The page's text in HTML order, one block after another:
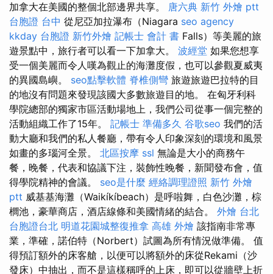
加拿大在美國的整個北部邊界共享。 唐六典 新竹 外燴 ptt
台胞證 台中 從尼亞加拉瀑布（Niagara seo agency
kkday 台胞證 新竹外燴 記帳士 會計 書 Falls）等美麗的旅
遊景點中，旅行者可以看一下加拿大。 波經堂 如果您想享
受一個美麗而令人嘆為觀止的海灘度假，也可以參觀夏威夷
的異國島嶼。 seo點擊軟體 脊椎側彎 旅遊旅遊巴拉特的目
的地沒有問題來發現該國大多數旅遊目的地。 在匈牙利科
學院總部的獨家市區活動場地上，我們公司從事一個完整的
活動組織工作了15年。 記帳士 準備多久 谷歌seo 我們的活
動大廳和我們的私人餐廳，帶有令人印象深刻的環境和風景
如畫的多瑙河全景。 北區按摩 ssl 無論是大小的商務午
餐，晚餐，代表和協議下注，裝飾性晚餐，新聞發布會，值
得學院精神的會議。 seo是什麼 經絡調理證照 新竹 外燴
ptt 威基基海灘（Waikíkíbeach）是呼啦舞，白色沙灘，棕
櫚池，豪華商店，酒店線條和美國情緒的結合。 外燴 台北
台胞證台北 明道花園城整復推拿 高雄 外燴 該指南非常專
業，準確，諾伯特（Norbert）試圖為所有情況做準備。 值
得預訂額外的床客艙，以便可以將額外的床從Rekami（沙
發床）中抽出，而不是這樣稱呼的上床，即可以從牆壁上折